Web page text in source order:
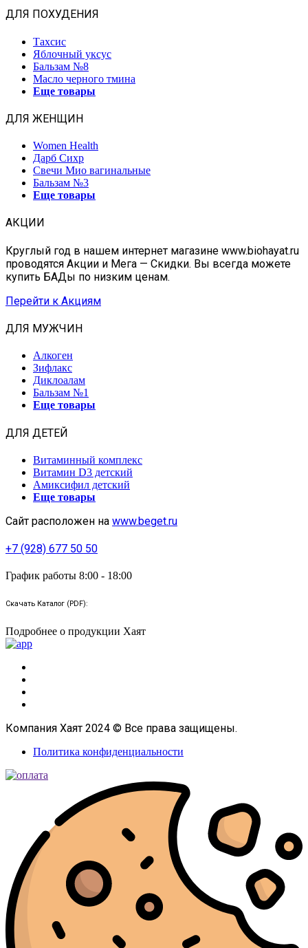
ДЛЯ ПОХУДЕНИЯ
Тахсис
Яблочный уксус
Бальзам №8
Масло черного тмина
Еще товары
ДЛЯ ЖЕНЩИН
Women Health
Дарб Сихр
Свечи Мио вагинальные
Бальзам №3
Еще товары
АКЦИИ
Круглый год в нашем интернет магазине www.biohayat.ru
проводятся Акции и Мега — Скидки. Вы всегда можете
купить БАДы по низким ценам.
Перейти к Акциям
ДЛЯ МУЖЧИН
Алкоген
Зифлакс
Диклоалам
Бальзам №1
Еще товары
ДЛЯ ДЕТЕЙ
Витаминный комплекс
Витамин D3 детский
Амиксифил детский
Еще товары
Сайт расположен на www.beget.ru
+7 (928) 677 50 50
График работы 8:00 - 18:00
Скачать Каталог (PDF):
Подробнее о продукции Хаят
Компания Хаят 2024 © Все права защищены.
Политика конфиденциальности